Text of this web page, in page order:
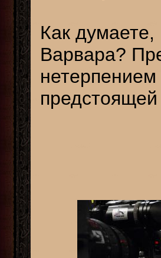
Как думаете,
Варвара?